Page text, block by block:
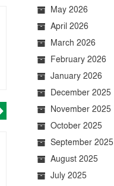
May 2026
April 2026
March 2026
February 2026
January 2026
December 2025
November 2025
October 2025
September 2025
August 2025
July 2025